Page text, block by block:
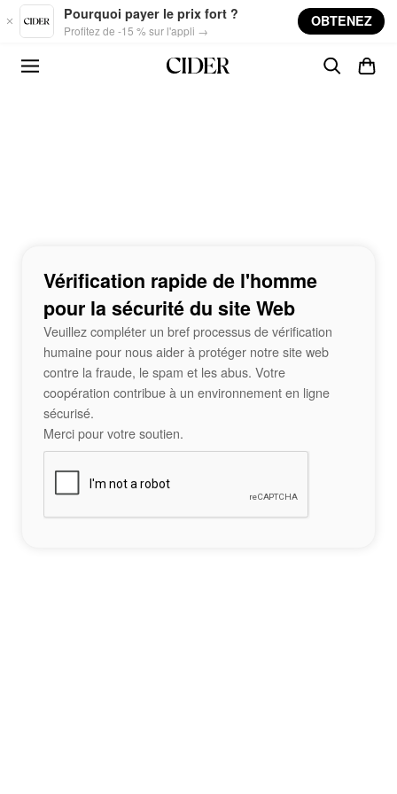
Skip to main content
Pourquoi payer le prix fort ?
Profitez de -15 % sur l'appli →
OBTENEZ
Vérification rapide de l'homme
pour la sécurité du site Web
Veuillez compléter un bref processus de vérification
humaine pour nous aider à protéger notre site web
contre la fraude, le spam et les abus. Votre
coopération contribue à un environnement en ligne
sécurisé.
Merci pour votre soutien.